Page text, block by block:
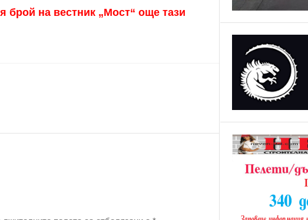
брой на вестник „Мост“ още тази